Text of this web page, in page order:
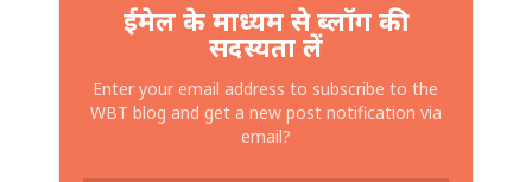
ईमेल के माध्यम से ब्लॉग की
सदस्यता लें
Enter your email address to subscribe to the
WBT blog and get a new post notification via
email?